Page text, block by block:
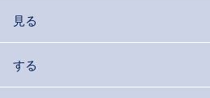
見る
する